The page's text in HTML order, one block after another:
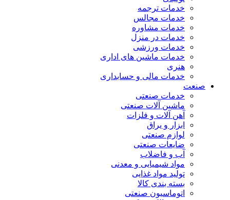
خدمات ترجمه
خدمات مجالس
خدمات مشاوره
خدمات در منزل
خدمات ورزشی
خدمات ماشین های اداری
هنری
خدمات مالی و حسابداری
صنعت
خدمات صنعتی
ماشین آلات صنعتی
آهن آلات و فلزات
ابزار و یراق
لوازم صنعتی
ضایعات صنعتی
آب و فاضلاب
مواد شیمیایی و معدنی
تولید مواد غذایی
بسته بندی کالا
اتوماسیون صنعتی